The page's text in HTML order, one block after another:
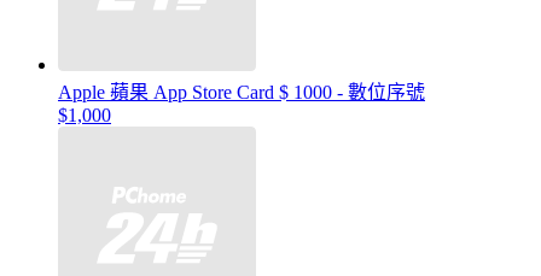
Apple 蘋果 App Store Card $ 1000 - 數位序號
$1,000